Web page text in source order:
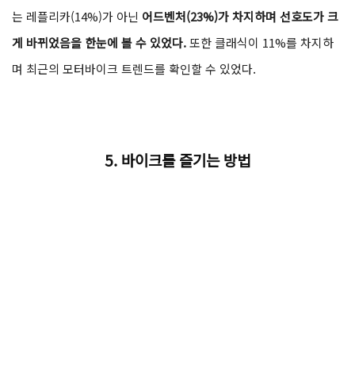
는 레플리카(14%)가 아닌 어드벤처(23%)가 차지하며 선호도가 크
게 바뀌었음을 한눈에 볼 수 있었다.또한 클래식이 11%를 차지하
며 최근의 모터바이크 트렌드를 확인할 수 있었다.
5. 바이크를 즐기는 방법